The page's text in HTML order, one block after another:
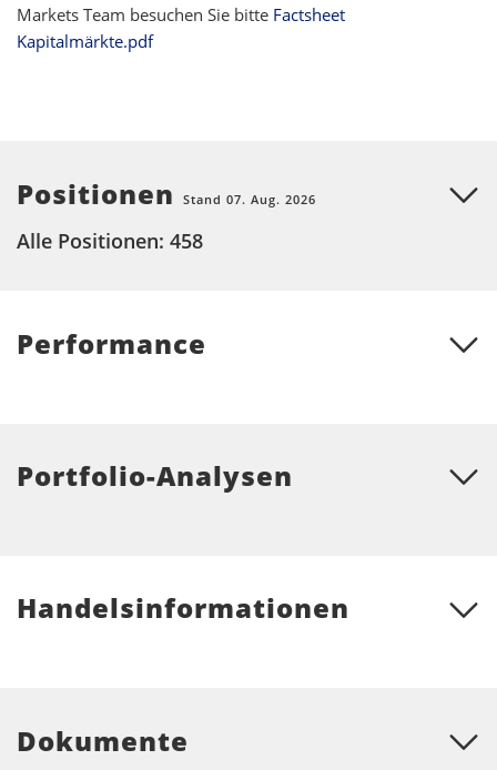
Markets Team besuchen Sie bitte Factsheet
Kapitalmärkte.pdf
Positionen Stand 07. Aug. 2026
Alle Positionen: 458
Performance
Portfolio-Analysen
Handelsinformationen
Dokumente